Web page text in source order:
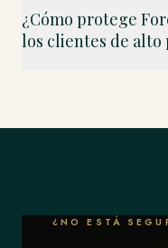
¿Cómo protege
los clientes de
¿NO ESTÁ